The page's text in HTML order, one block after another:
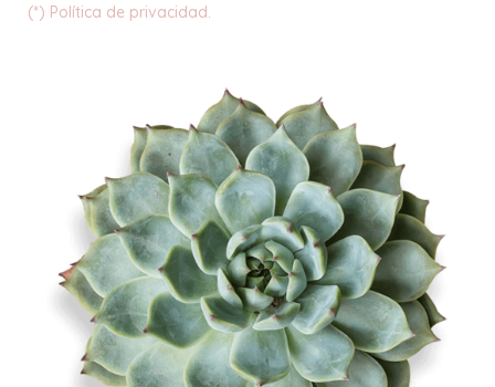
(*) Política de privacidad.